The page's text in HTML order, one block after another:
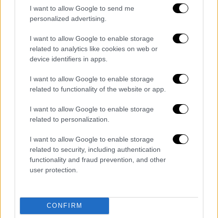
I want to allow Google to send me
personalized advertising.
I want to allow Google to enable storage
related to analytics like cookies on web or
device identifiers in apps.
I want to allow Google to enable storage
related to functionality of the website or app.
I want to allow Google to enable storage
related to personalization.
I want to allow Google to enable storage
related to security, including authentication
functionality and fraud prevention, and other
user protection.
CONFIRM
μέχρι τις παρυφές της Αριστεράς
έχει έναν ουσιαστικό ρόλο στην πολιτική
να το ορίσεις. Είτε το πεις κέντρο, είτε
σοσιαλδημοκρατία, είτε δημοκρατική
παράταξη, έχει ένα ρόλο που μπορεί να
αποδειχθεί και πάλι καθοριστικός για τη
διακυβέρνηση της χώρας.
Αν μη τι άλλο, η τηλεμαχία ήταν μία
εικόνα
ζωντάνιας, μία θετική υπόμνηση προς όλο το
πολιτικό σύστημαότι παρά τις διαφορές
μπορούν να συζητούν με ουσία πολιτικοί
αντίπαλοι και βεβαίως αναπτέρωσε ελπίδες
των οπαδών του, ότι κάτι καλό για το «όλον
προεδρικές κάλπες.